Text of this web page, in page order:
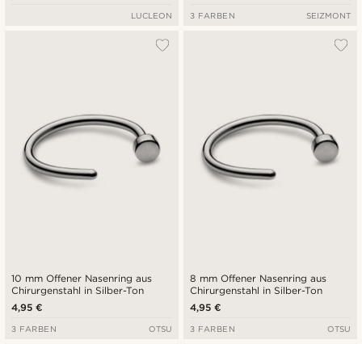
LUCLEON 3 FARBEN SEIZMONT
10 mm Offener Nasenring aus
Chirurgenstahl in Silber-Ton
4,95 €
3 FARBEN OTSU
8 mm Offener Nasenring aus
Chirurgenstahl in Silber-Ton
4,95 €
3 FARBEN OTSU